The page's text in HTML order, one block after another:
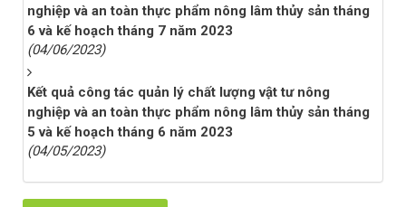
nghiệp và an toàn thực phẩm nông lâm thủy sản tháng
6 và kế hoạch tháng 7 năm 2023
(04/06/2023)
Kết quả công tác quản lý chất lượng vật tư nông
nghiệp và an toàn thực phẩm nông lâm thủy sản tháng
5 và kế hoạch tháng 6 năm 2023
(04/05/2023)